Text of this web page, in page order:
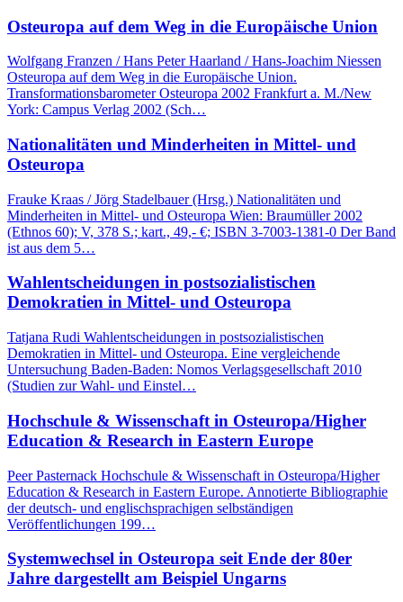
Osteuropa auf dem Weg in die Europäische Union
Wolfgang Franzen / Hans Peter Haarland / Hans-Joachim Niessen
Osteuropa auf dem Weg in die Europäische Union.
Transformationsbarometer Osteuropa 2002 Frankfurt a. M./New
York: Campus Verlag 2002 (Sch…
Nationalitäten und Minderheiten in Mittel- und
Osteuropa
Frauke Kraas / Jörg Stadelbauer (Hrsg.) Nationalitäten und
Minderheiten in Mittel- und Osteuropa Wien: Braumüller 2002
(Ethnos 60); V, 378 S.; kart., 49,- €; ISBN 3-7003-1381-0 Der Band
ist aus dem 5…
Wahlentscheidungen in postsozialistischen
Demokratien in Mittel- und Osteuropa
Tatjana Rudi Wahlentscheidungen in postsozialistischen
Demokratien in Mittel- und Osteuropa. Eine vergleichende
Untersuchung Baden-Baden: Nomos Verlagsgesellschaft 2010
(Studien zur Wahl- und Einstel…
Hochschule & Wissenschaft in Osteuropa/Higher
Education & Research in Eastern Europe
Peer Pasternack Hochschule & Wissenschaft in Osteuropa/Higher
Education & Research in Eastern Europe. Annotierte Bibliographie
der deutsch- und englischsprachigen selbständigen
Veröffentlichungen 199…
Systemwechsel in Osteuropa seit Ende der 80er
Jahre dargestellt am Beispiel Ungarns